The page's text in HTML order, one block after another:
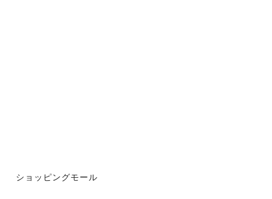
ショッピングモール